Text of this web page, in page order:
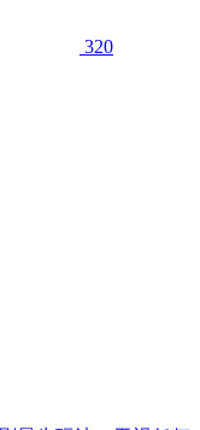
320